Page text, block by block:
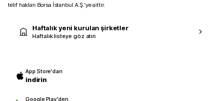
telif hakları Borsa İstanbul A.Ş.’ye aittir.
Haftalık yeni kurulan şirketler
Haftalık listeye göz atın
App Store'dan
indirin
Google Play'den